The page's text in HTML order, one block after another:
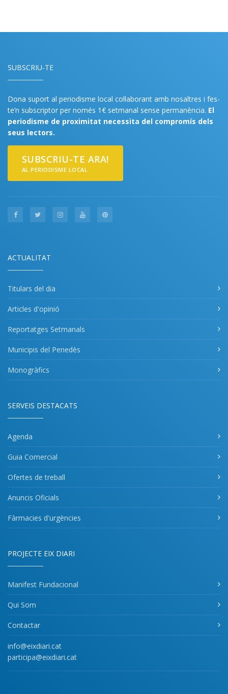
SUBSCRIU-TE
Dona suport al periodisme local col·laborant amb nosaltres i fes-
te’n subscriptor per només 1€ setmanal sense permanència. El
periodisme de proximitat necessita del compromís dels
seus lectors.
SUBSCRIU-TE ARA!
AL PERIODISME LOCAL
ACTUALITAT
Titulars del dia
Articles d'opinió
Reportatges Setmanals
Municipis del Penedès
Monogràfics
SERVEIS DESTACATS
Agenda
Guia Comercial
Ofertes de treball
Anuncis Oficials
Fàrmacies d'urgències
PROJECTE EIX DIARI
Manifest Fundacional
Qui Som
Contactar
info@eixdiari.cat
participa@eixdiari.cat